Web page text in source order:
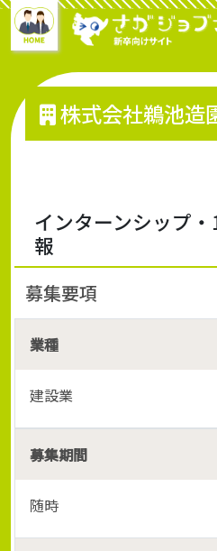
株式会社鵜池造
インターンシップ
報
募集要項
業種
建設業
募集期間
随時